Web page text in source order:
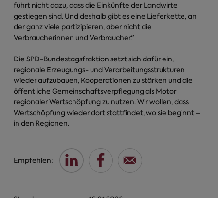
führt nicht dazu, dass die Einkünfte der Landwirte
gestiegen sind. Und deshalb gibt es eine Lieferkette, an
der ganz viele partizipieren, aber nicht die
Verbraucherinnen und Verbraucher."
Die SPD-Bundestagsfraktion setzt sich dafür ein,
regionale Erzeugungs- und Verarbeitungsstrukturen
wieder aufzubauen, Kooperationen zu stärken und die
öffentliche Gemeinschaftsverpflegung als Motor
regionaler Wertschöpfung zu nutzen. Wir wollen, dass
Wertschöpfung wieder dort stattfindet, wo sie beginnt –
in den Regionen.
Empfehlen: